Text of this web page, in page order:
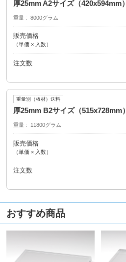
厚25mm A2サイズ（420x594mm）
重量 8000グラム
販売価格
（単価 × 入数）
注文数
重量別（板材）送料
厚25mm B2サイズ（515x728mm）
重量 11800グラム
販売価格
（単価 × 入数）
注文数
おすすめ商品